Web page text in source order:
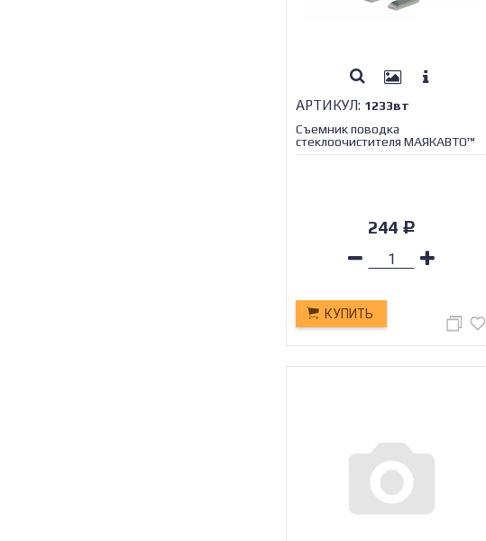
АРТИКУЛ: 1233вт
Съемник поводка
стеклоочистителя МАЯКАВТО™
/1/12/72_
244 Р
КУПИТЬ